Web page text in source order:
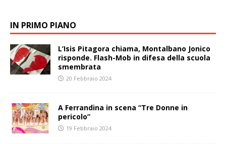
IN PRIMO PIANO
L’Isis Pitagora chiama, Montalbano Jonico
risponde. Flash-Mob in difesa della scuola
smembrata
20 Febbraio 2024
A Ferrandina in scena “Tre Donne in
pericolo”
19 Febbraio 2024